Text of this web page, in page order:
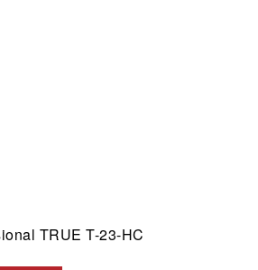
TRUE T-23-HC